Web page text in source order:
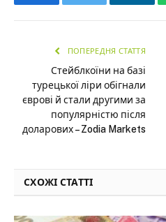
ПОПЕРЕДНЯ СТАТТЯ
Стейблкоїни на базі
турецької ліри обігнали
єврові й стали другими за
популярністю після
доларових – Zodia Markets
СХОЖІ СТАТТІ